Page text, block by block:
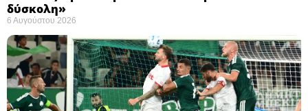
δύσκολη» ​
6 Αυγούστου 2026